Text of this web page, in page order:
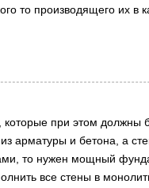
то производящего их в
которые при этом должны
арматуры и бетона, а
то нужен мощный
все стены в